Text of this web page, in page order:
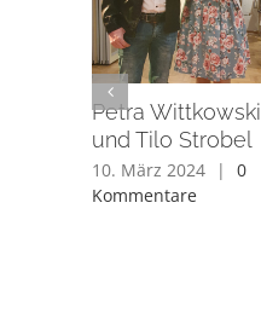
Petra Wittkowski
und Tilo Strobel
10. März 2024 |
0
Kommentare